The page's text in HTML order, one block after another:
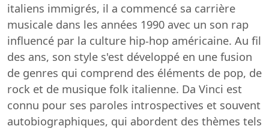
italiens immigrés, il a commencé sa carrière
musicale dans les années 1990 avec un son rap
influencé par la culture hip-hop américaine. Au fil
des ans, son style s'est développé en une fusion
de genres qui comprend des éléments de pop, de
rock et de musique folk italienne. Da Vinci est
connu pour ses paroles introspectives et souvent
autobiographiques, qui abordent des thèmes tels